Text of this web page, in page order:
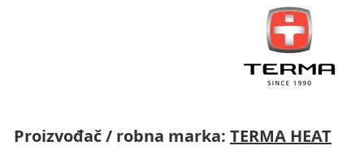
Proizvođač / robna marka: TERMA HEAT